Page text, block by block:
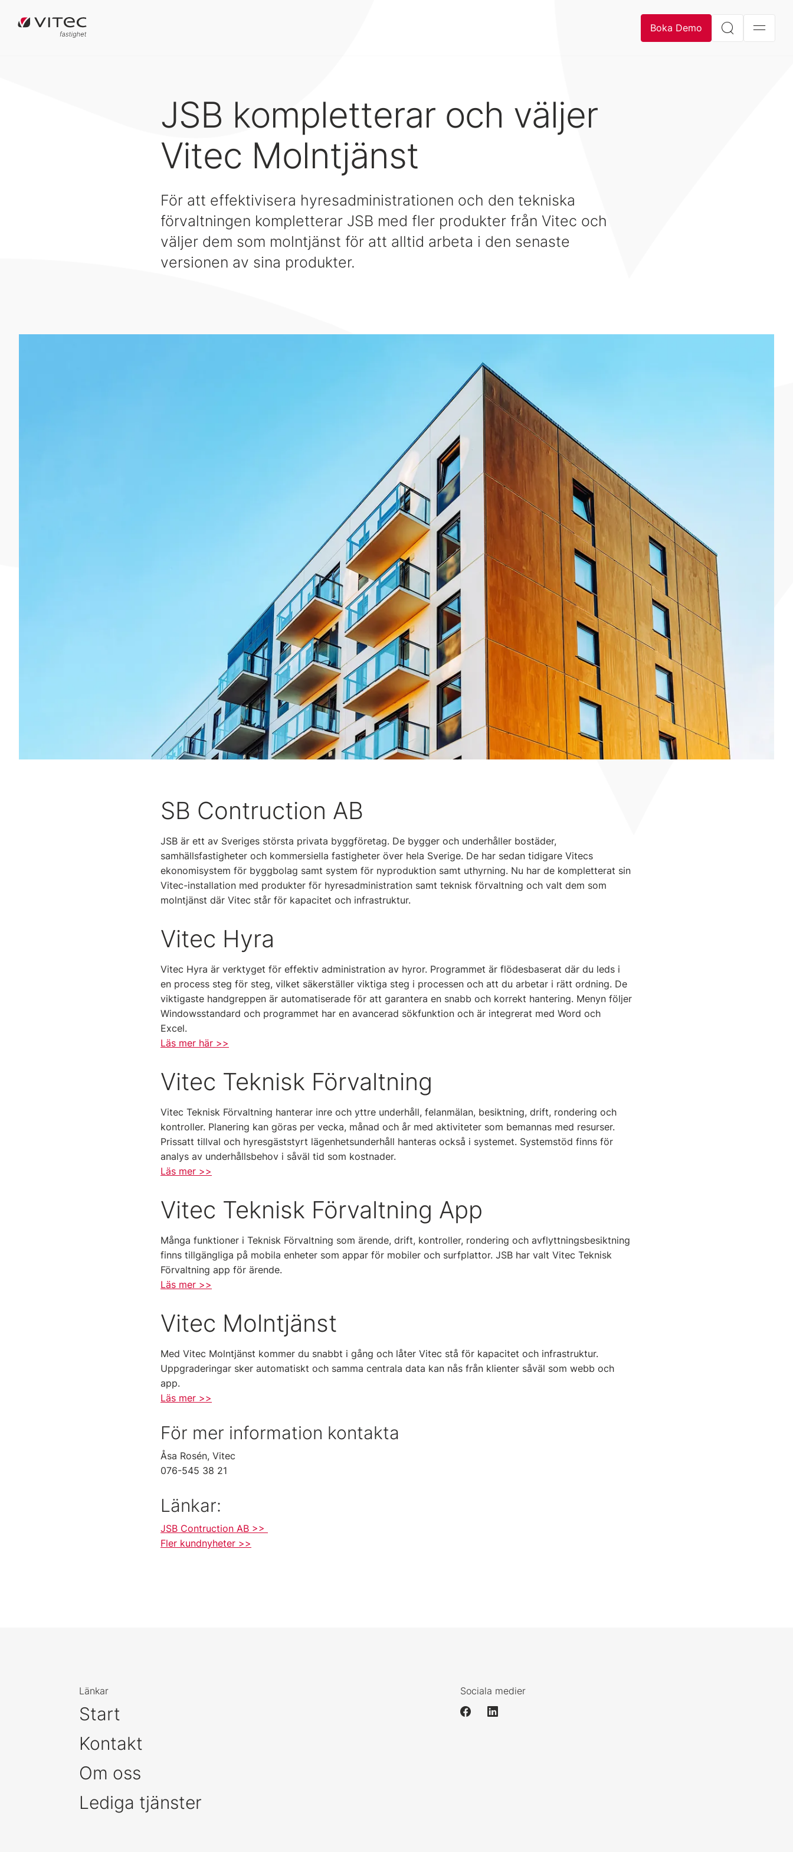
Boka Demo
JSB kompletterar och väljer
Vitec Molntjänst
För att effektivisera hyresadministrationen och den tekniska
förvaltningen kompletterar JSB med fler produkter från Vitec och
väljer dem som molntjänst för att alltid arbeta i den senaste
versionen av sina produkter.
SB Contruction AB
JSB är ett av Sveriges största privata byggföretag. De bygger och underhåller bostäder,
samhällsfastigheter och kommersiella fastigheter över hela Sverige. De har sedan tidigare Vitecs
ekonomisystem för byggbolag samt system för nyproduktion samt uthyrning. Nu har de kompletterat sin
Vitec-installation med produkter för hyresadministration samt teknisk förvaltning och valt dem som
molntjänst där Vitec står för kapacitet och infrastruktur.
Vitec Hyra
Vitec Hyra är verktyget för effektiv administration av hyror. Programmet är flödesbaserat där du leds i
en process steg för steg, vilket säkerställer viktiga steg i processen och att du arbetar i rätt ordning. De
viktigaste handgreppen är automatiserade för att garantera en snabb och korrekt hantering. Menyn följer
Windowsstandard och programmet har en avancerad sökfunktion och är integrerat med Word och
Excel.
Läs mer här >>
Vitec Teknisk Förvaltning
Vitec Teknisk Förvaltning hanterar inre och yttre underhåll, felanmälan, besiktning, drift, rondering och
kontroller. Planering kan göras per vecka, månad och år med aktiviteter som bemannas med resurser.
Prissatt tillval och hyresgäststyrt lägenhetsunderhåll hanteras också i systemet. Systemstöd finns för
analys av underhållsbehov i såväl tid som kostnader.
Läs mer >>
Vitec Teknisk Förvaltning App
Många funktioner i Teknisk Förvaltning som ärende, drift, kontroller, rondering och avflyttningsbesiktning
finns tillgängliga på mobila enheter som appar för mobiler och surfplattor. JSB har valt Vitec Teknisk
Förvaltning app för ärende.
Läs mer >>
Vitec Molntjänst
Med Vitec Molntjänst kommer du snabbt i gång och låter Vitec stå för kapacitet och infrastruktur.
Uppgraderingar sker automatiskt och samma centrala data kan nås från klienter såväl som webb och
app.
Läs mer >>
För mer information kontakta
Åsa Rosén, Vitec
076-545 38 21
Länkar:
JSB Contruction AB >>
Fler kundnyheter >>
Länkar
Start
Kontakt
Om oss
Lediga tjänster
Sociala medier